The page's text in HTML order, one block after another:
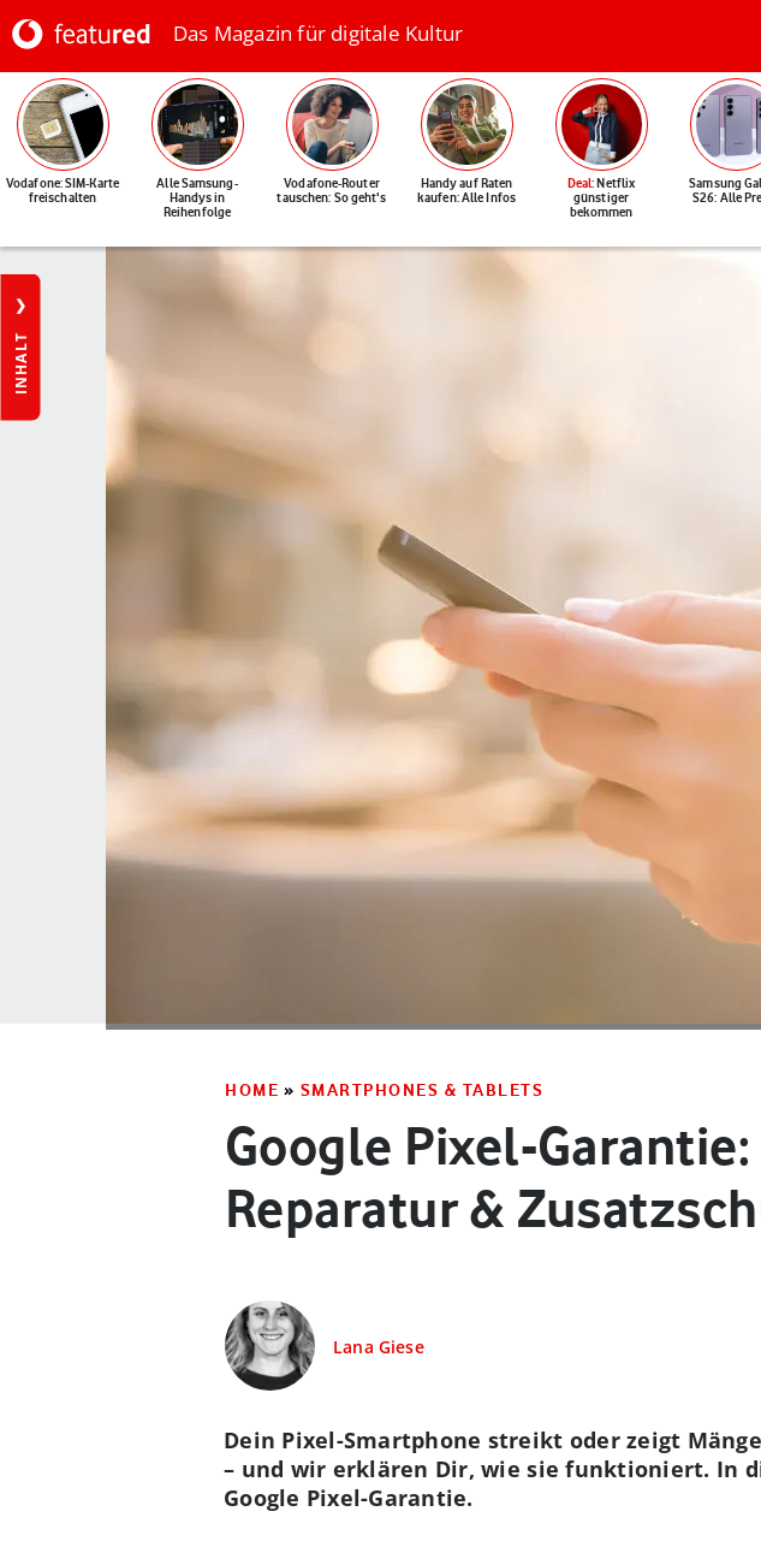
Das Magazin für digitale Kultur
Vodafone: SIM-Karte
freischalten
Alle Samsung-
Handys in
Reihenfolge
Vodafone-Router
tauschen: So geht's
Handy auf Raten
kaufen: Alle Infos
Deal: Netflix
günstiger
bekommen
Samsung
S26: Alle
INHALT
HOME » SMARTPHONES & TABLETS
Google Pixel-
Reparatur &
Lana Giese
Dein Pixel-Smartphone streikt oder zeigt
– und wir erklären Dir, wie sie funktioniert. In
Google Pixel-Garantie.